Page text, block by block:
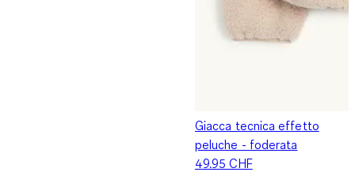
Giacca tecnica effetto
peluche - foderata
49.95 CHF